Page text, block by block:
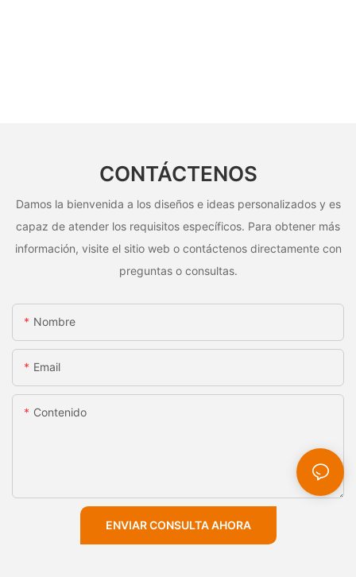
CONTÁCTENOS
Damos la bienvenida a los diseños e ideas personalizados y es
capaz de atender los requisitos específicos. Para obtener más
información, visite el sitio web o contáctenos directamente con
preguntas o consultas.
Nombre
Email
Contenido
ENVIAR CONSULTA AHORA